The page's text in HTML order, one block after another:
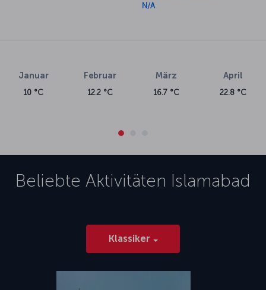
N/A
Januar
10 °C
Februar
12.2 °C
März
16.7 °C
April
22.8 °C
Beliebte Aktivitäten Islamabad
Klassiker